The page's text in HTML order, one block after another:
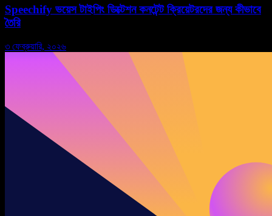
Speechify ভয়েস টাইপিং ডিক্টেশন কনটেন্ট ক্রিয়েটরদের জন্য কীভাবে
তৈরি
৩ ফেব্রুয়ারি, ২০২৬